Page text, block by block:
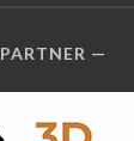
PARTNER